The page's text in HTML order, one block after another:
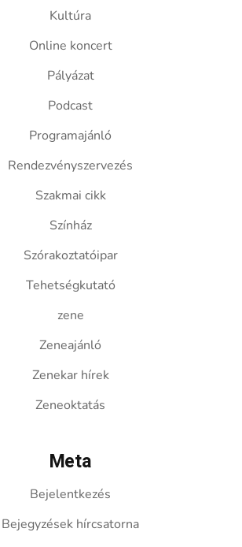
Kultúra
Online koncert
Pályázat
Podcast
Programajánló
Rendezvényszervezés
Szakmai cikk
Színház
Szórakoztatóipar
Tehetségkutató
zene
Zeneajánló
Zenekar hírek
Zeneoktatás
Meta
Bejelentkezés
Bejegyzések hírcsatorna